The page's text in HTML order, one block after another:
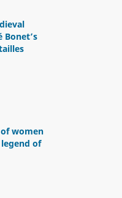
Bonet’s
women
of